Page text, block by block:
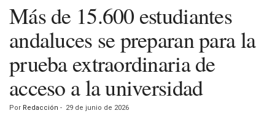
Más de 15.600 estudiantes
andaluces se preparan para la
prueba extraordinaria de
acceso a la universidad
Por Redacción - 29 de junio de 2026